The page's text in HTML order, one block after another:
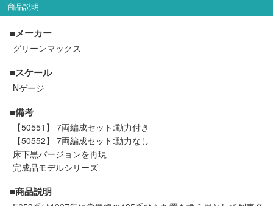
ご注文方法
ヘルプページ
お問い合せ
ログイン/マイページ
お気に入りリスト
新規会員登録
商品説明
■メーカー
グリーンマックス
■スケール
Nゲージ
■備考
【50551】 7両編成セット:動力付き
【50552】 7両編成セット:動力なし
床下黒バージョンを再現
完成品モデルシリーズ
■商品説明